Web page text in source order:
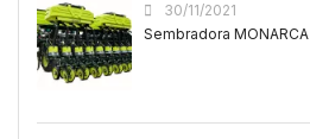
30/11/2021
Sembradora MONARCA